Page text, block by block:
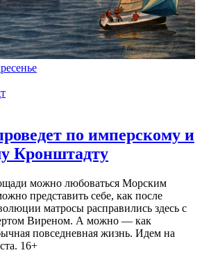
по имперскому и
Кронштадту
можно любоваться Морским
представить себе, как после
матросы расправились здесь с
Виреном. А можно — как
повседневная жизнь. Идем на
16+